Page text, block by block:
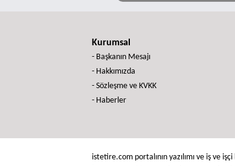
Kurumsal
- Başkanın Mesajı
- Hakkımızda
- Sözleşme ve KVKK
- Haberler
istetire.com portalının yazılımı ve iş ve